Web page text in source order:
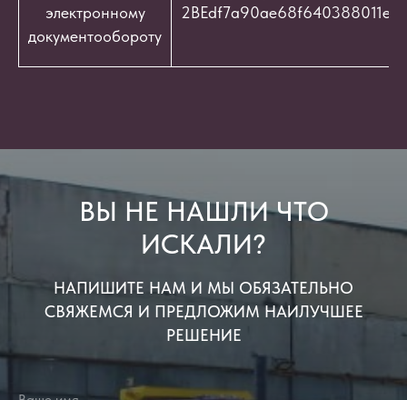
электронному
документообороту
ВЫ НЕ НАШЛИ ЧТО
ИСКАЛИ?
НАПИШИТЕ НАМ И МЫ ОБЯЗАТЕЛЬНО
СВЯЖЕМСЯ И ПРЕДЛОЖИМ НАИЛУЧШЕЕ
РЕШЕНИЕ